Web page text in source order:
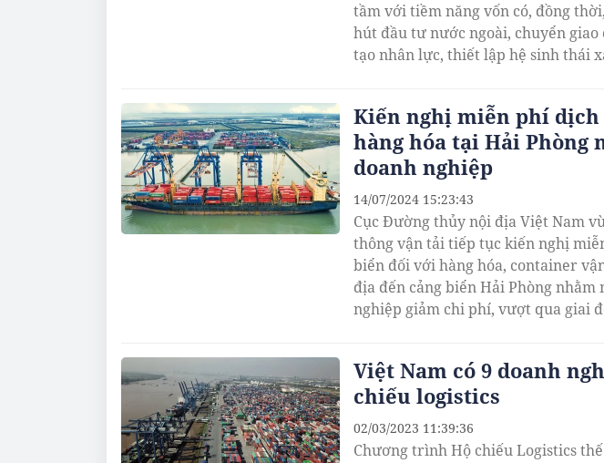
tầm với tiềm năng vốn có, đồng
hút đầu tư nước ngoài, chuyển giao
tạo nhân lực, thiết lập hệ sinh thái
Kiến nghị miễn phí dịch
hàng hóa tại Hải Phòng
doanh nghiệp
Cục Đường thủy nội địa Việt Nam
thông vận tải tiếp tục kiến nghị
biển đối với hàng hóa, container
địa đến cảng biển Hải Phòng
nghiệp giảm chi phí, vượt qua giai
14/07/2024 15:23:43
Việt Nam có 9 doanh
chiếu logistics
Chương trình Hộ chiếu Logistics
02/03/2023 11:39:36